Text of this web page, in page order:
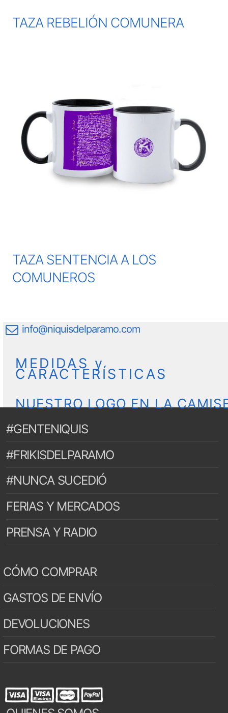
TAZA REBELIÓN COMUNERA
TAZA SENTENCIA A LOS
COMUNEROS
info@niquisdelparamo.com
MEDIDAS y
CARACTERÍSTICAS
NUESTRO LOGO EN LA
#GENTENIQUIS
#FRIKISDELPARAMO
#NUNCA SUCEDIÓ
FERIAS Y MERCADOS
PRENSA Y RADIO
CÓMO COMPRAR
GASTOS DE ENVÍO
DEVOLUCIONES
FORMAS DE PAGO